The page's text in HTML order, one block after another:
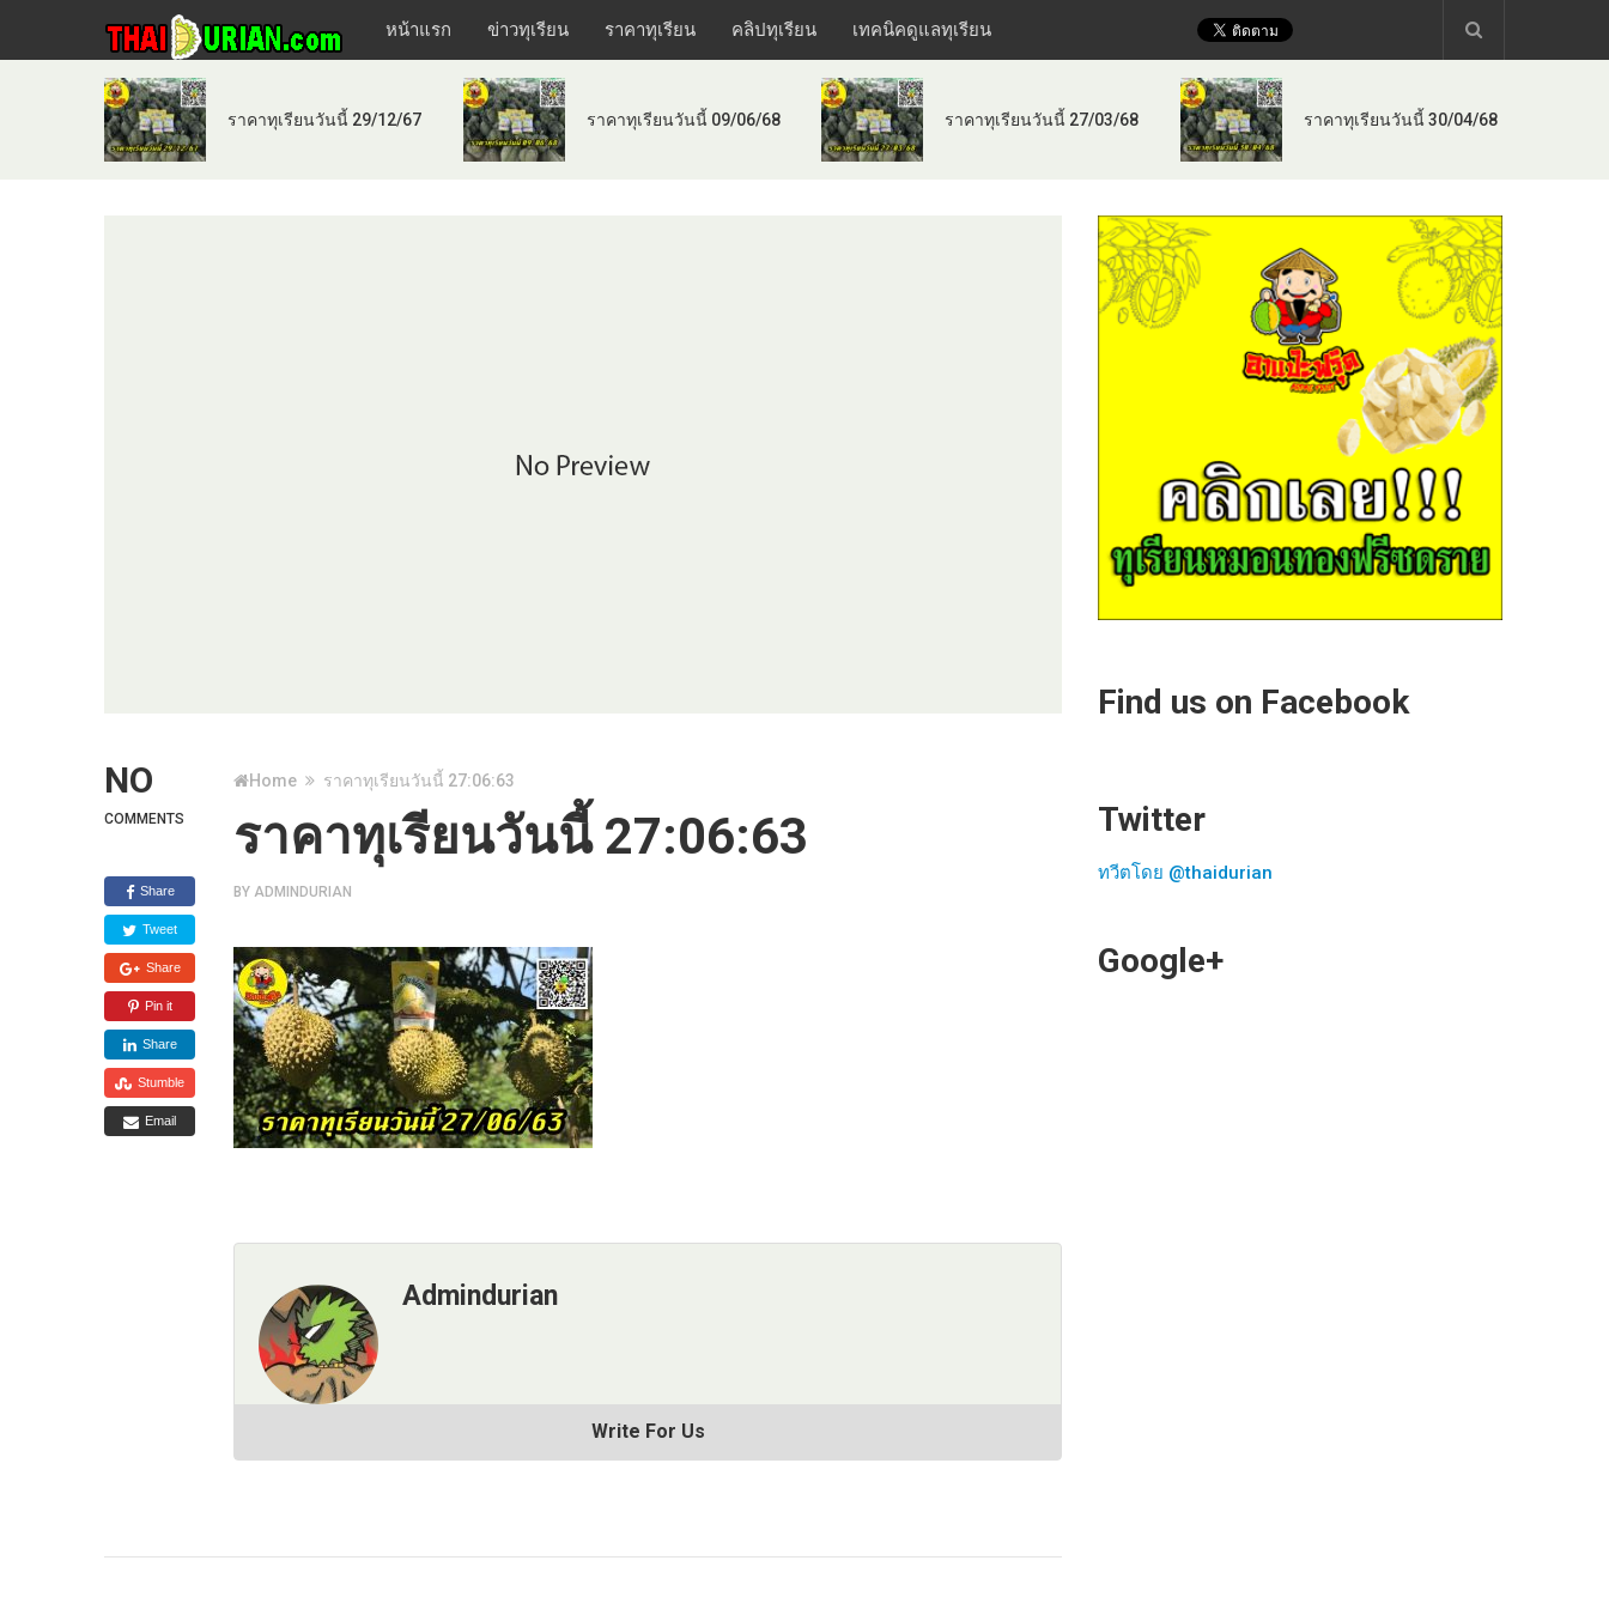
หน้าแรก ข่าวทุเรียน ราคาทุเรียน คลิปทุเรียน เทคนิคดูแลทุเรียน
ราคาทุเรียนวันนี้ 29/12/67 ราคาทุเรียนวันนี้ 09/06/68 ราคาทุเรียนวันนี้ 27/03/68 ราคาทุเรียนวันนี้ 30/04/68
NO
COMMENTS
Share
Tweet
Share
Pin it
Share
Stumble
Email
Home ราคาทุเรียนวันนี้ 27:06:63
ราคาทุเรียนวันนี้ 27:06:63
BY ADMINDURIAN
Admindurian
Write For Us
Find us on Facebook
Twitter
ทวีตโดย @thaidurian
Google+